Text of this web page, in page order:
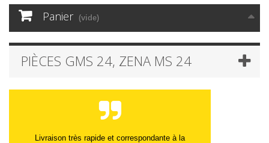
Panier (vide)
PIÈCES GMS 24, ZENA MS 24
Livraison très rapide et correspondante à la